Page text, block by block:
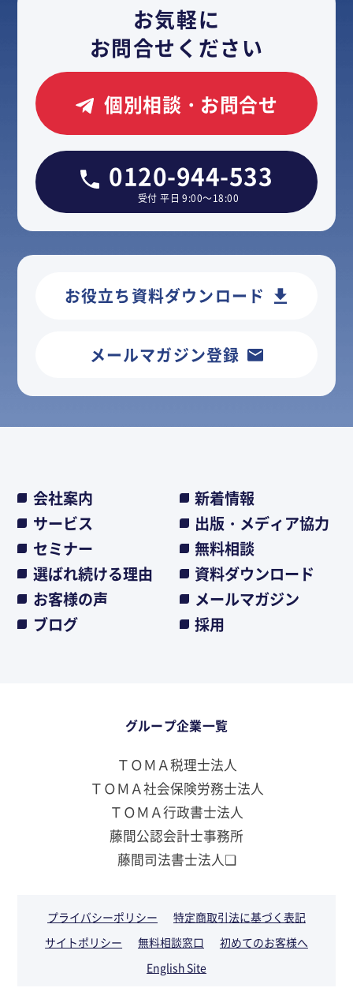
お気軽に
お問合せください
個別相談・お問合せ
0120-944-533
受付 平日 9:00～18:00
お役立ち資料ダウンロード
メールマガジン登録
会社案内
新着情報
サービス
出版・メディア協力
セミナー
無料相談
選ばれ続ける理由
資料ダウンロード
お客様の声
メールマガジン
ブログ
採用
グループ企業一覧
ＴＯＭＡ税理士法人
ＴＯＭＡ社会保険労務士法人
ＴＯＭＡ行政書士法人
藤間公認会計士事務所
藤間司法書士法人❏
プライバシーポリシー
特定商取引法に基づく表記
サイトポリシー
無料相談窓口
初めてのお客様へ
English Site